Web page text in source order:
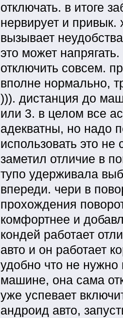
отключать. в итоге
нервирует и привык.
вызывает
это может
отключить совсем.
вполне нормально,
))). дистанция до
или 3. в целом все
адекватны, но надо
использовать это не
заметил отличие в
тупо удерживала
впереди. чери в
прохождения
комфортнее и
кондей работает
авто и он работает
удобно что не нужно
машине, она сама
уже успевает
андроид авто,